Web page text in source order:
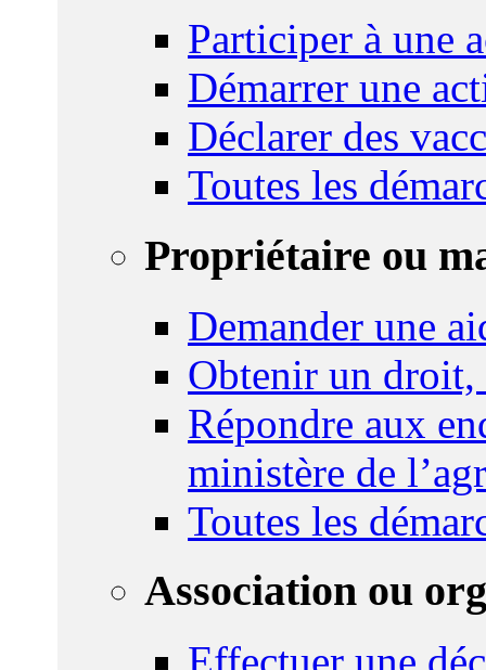
Participer à une
Démarrer une
Déclarer des
Toutes les
Propriétaire ou
Demander une
Obtenir un droit,
Répondre aux
ministère de
Toutes les
Association ou